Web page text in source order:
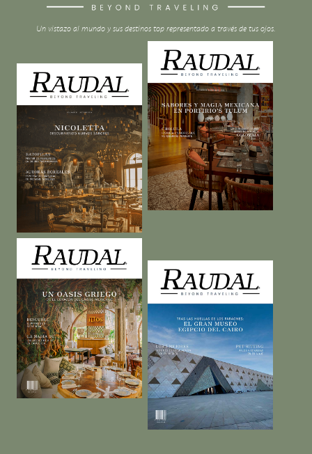
Un vistazo al mundo y sus destinos top representado a través de tus ojos.